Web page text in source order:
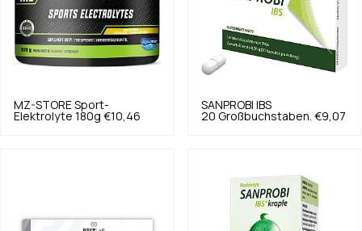
MZ-STORE Sport-
Elektrolyte 180g €10,46
SANPROBI
IBS
20 Großbuchstaben. €9,07